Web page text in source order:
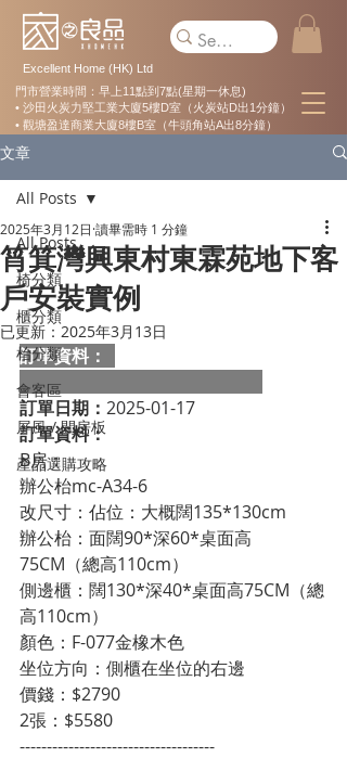
Excellent Home (HK) Ltd
門市營業時間：早上11點到7點(星期一休息)
• 沙田火炭力堅工業大廈5樓D室（火炭站D出1分鐘）
• 觀塘盈達商業大廈8樓B室（牛頭角站A出8分鐘）
文章
All Posts
椅分類
櫃分類
枱分類
會客區
屏風 / 間房板
產品選購攻略
All Posts
筲箕灣興東村東霖苑地下客
戶安裝實例
2025年3月12日 讀畢需時 1 分鐘
已更新：2025年3月13日
訂單資料：
訂單日期： 2025-01-17
訂單資料：
B房：
辦公枱mc-A34-6
改尺寸：佔位：大概闊135*130cm
辦公枱：面闊90*深60*桌面高
75CM（總高110cm）
側邊櫃：闊130*深40*桌面高75CM（總
高110cm）
顏色：F-077金橡木色
坐位方向：側櫃在坐位的右邊
價錢：$2790
2張：$5580
------------------------------------